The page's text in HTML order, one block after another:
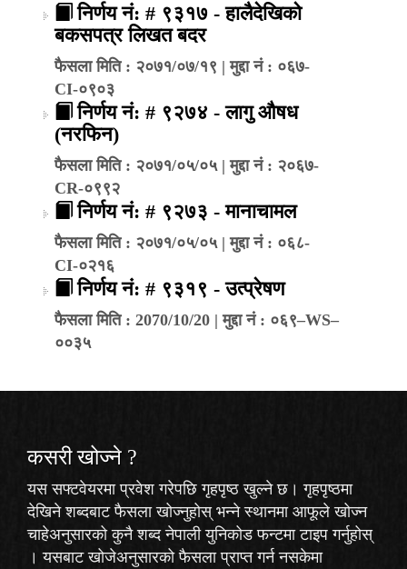
निर्णय नं: # ९३१७ - हालैदेखिको
बकसपत्र लिखत बदर
फैसला मिति : २०७१/०७/१९ | मुद्दा नं : ०६७-
CI-०९०३
निर्णय नं: # ९२७४ - लागु औषध
(नरफिन)
फैसला मिति : २०७१/०५/०५ | मुद्दा नं : २०६७-
CR-०९९२
निर्णय नं: # ९२७३ - मानाचामल
फैसला मिति : २०७१/०५/०५ | मुद्दा नं : ०६८-
CI-०२१६
निर्णय नं: # ९३१९ - उत्प्रेषण
फैसला मिति : 2070/10/20 | मुद्दा नं : ०६९–WS–
००३५
कसरी खोज्‍ने ?
यस सफ्टवेयरमा प्रवेश गरेपछि गृहपृष्ठ खुल्ने छ। गृहपृष्ठमा
देखिने शब्दबाट फैसला खोज्नुहोस् भन्ने स्थानमा आफूले खोज्न
चाहेअनुसारको कुनै शब्द नेपाली युनिकोड फन्टमा टाइप गर्नुहोस्
। यसबाट खोजेअनुसारको फैसला प्राप्त गर्न नसकेमा